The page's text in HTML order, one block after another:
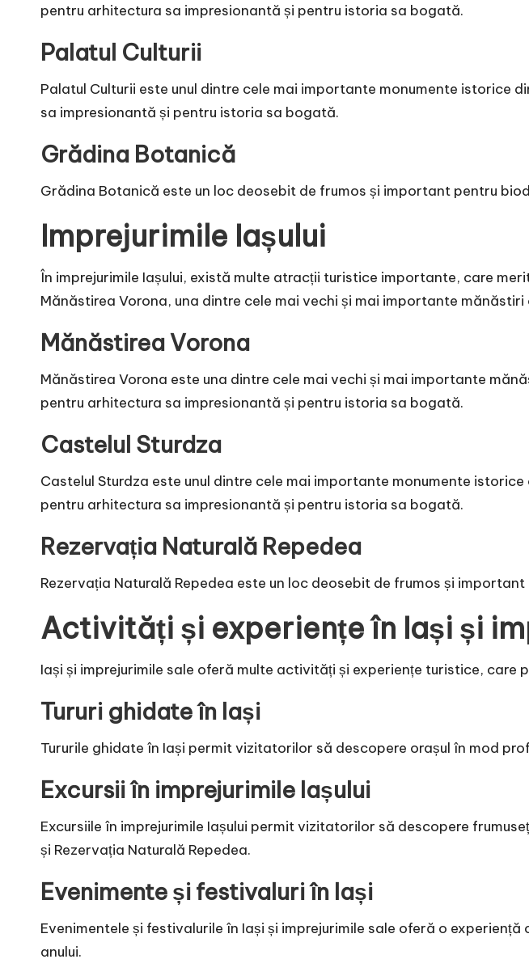
pentru arhitectura sa impresionantă și pentru istoria sa bogată.
Palatul Culturii
Palatul Culturii este unul dintre cele mai importante monumente istorice
sa impresionantă și pentru istoria sa bogată.
Grădina Botanică
Grădina Botanică este un loc deosebit de frumos și important pentru
Imprejurimile Iașului
În imprejurimile Iașului, există multe atracții turistice importante, care
Mănăstirea Vorona, una dintre cele mai vechi și mai importante mănăstiri
Mănăstirea Vorona
Mănăstirea Vorona este una dintre cele mai vechi și mai importante
pentru arhitectura sa impresionantă și pentru istoria sa bogată.
Castelul Sturdza
Castelul Sturdza este unul dintre cele mai importante monumente
pentru arhitectura sa impresionantă și pentru istoria sa bogată.
Rezervația Naturală Repedea
Rezervația Naturală Repedea este un loc deosebit de frumos și
Activități și experiențe în Iași și
Iași și imprejurimile sale oferă multe activități și experiențe turistice,
Tururi ghidate în Iași
Tururile ghidate în Iași permit vizitatorilor să descopere orașul în mod
Excursii în imprejurimile Iașului
Excursiile în imprejurimile Iașului permit vizitatorilor să descopere
și Rezervația Naturală Repedea.
Evenimente și festivaluri în Iași
Evenimentele și festivalurile în Iași și imprejurimile sale oferă o
anului.